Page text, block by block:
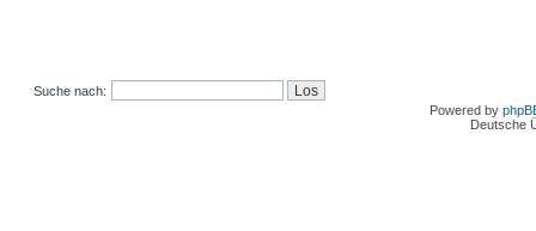
Suche nach:
Powered by
Deutsche